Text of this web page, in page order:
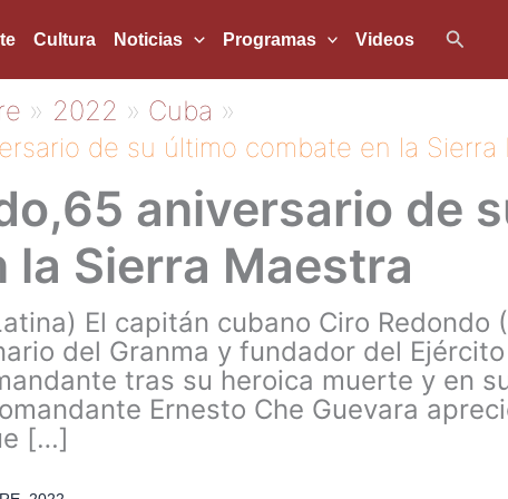
Cultura Noticias Programas Videos Buscar
2022
Cuba
de su último combate en la Sierra
aniversario de
la Sierra Maestra
El capitán cubano Ciro Redondo
del Granma y fundador del
tras su heroica muerte y en
Ernesto Che Guevara
[…]